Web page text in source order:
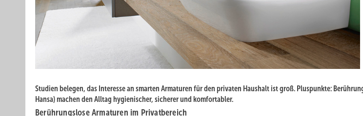
Studien belegen, das Interesse an smarten Armaturen für den privaten Haushalt ist groß. Pluspunkte:
Hansa) machen den Alltag hygienischer, sicherer und komfortabler.
Berührungslose Armaturen im Privatbereich